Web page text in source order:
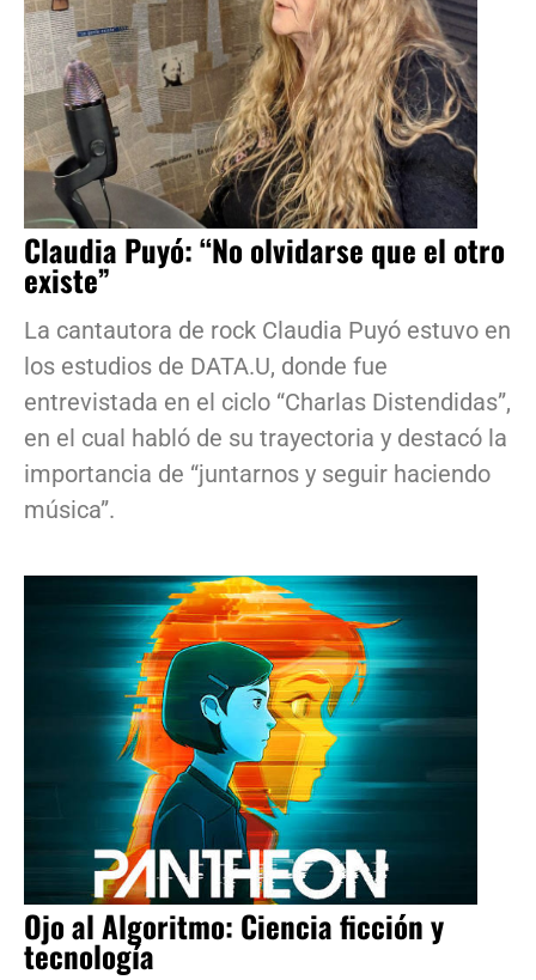
Claudia Puyó: “No olvidarse que el otro
existe”
La cantautora de rock Claudia Puyó estuvo en
los estudios de DATA.U, donde fue
entrevistada en el ciclo “Charlas Distendidas”,
en el cual habló de su trayectoria y destacó la
importancia de “juntarnos y seguir haciendo
música”.
Ojo al Algoritmo: Ciencia ficción y
tecnología